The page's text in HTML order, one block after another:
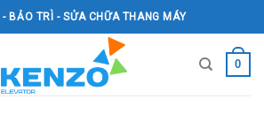
- BẢO TRÌ - SỬA CHỮA THANG MÁY
0